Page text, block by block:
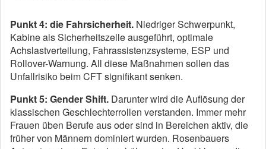
Punkt 4: die Fahrsicherheit. Niedriger Schwerpunkt,
Kabine als Sicherheitszelle ausgeführt, optimale
Achslastverteilung, Fahrassistenzsysteme, ESP und
Rollover-Warnung. All diese Maßnahmen sollen das
Unfallrisiko beim CFT signifikant senken.
Punkt 5: Gender Shift. Darunter wird die Auflösung der
klassischen Geschlechterrollen verstanden. Immer mehr
Frauen üben Berufe aus oder sind in Bereichen aktiv, die
früher von Männern dominiert wurden. Rosenbauers